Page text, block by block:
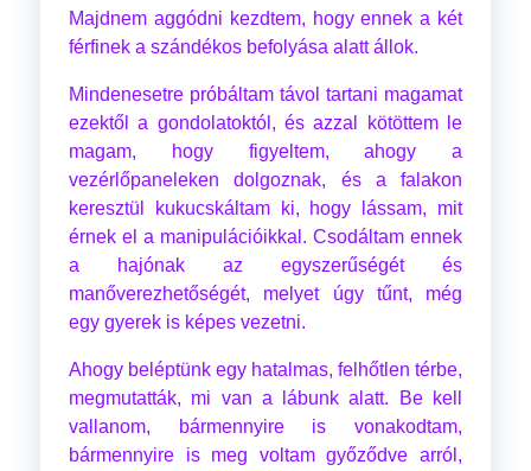
Majdnem aggódni kezdtem, hogy ennek a két
férfinek a szándékos befolyása alatt állok.
Mindenesetre próbáltam távol tartani magamat
ezektől a gondolatoktól, és azzal kötöttem le
magam, hogy figyeltem, ahogy a
vezérlőpaneleken dolgoznak, és a falakon
keresztül kukucskáltam ki, hogy lássam, mit
érnek el a manipulációikkal. Csodáltam ennek
a hajónak az egyszerűségét és
manőverezhetőségét, melyet úgy tűnt, még
egy gyerek is képes vezetni.
Ahogy beléptünk egy hatalmas, felhőtlen térbe,
megmutatták, mi van a lábunk alatt. Be kell
vallanom, bármennyire is vonakodtam,
bármennyire is meg voltam győződve arról,